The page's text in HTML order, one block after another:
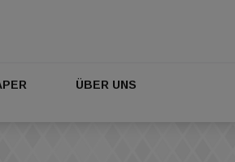
ÜBER UNS